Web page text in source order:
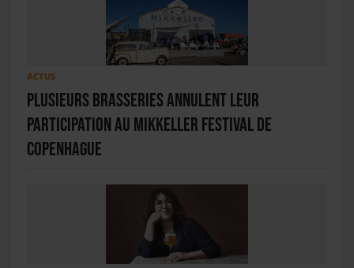
ACTUS
Plusieurs brasseries annulent leur
participation au Mikkeller Festival de
Copenhague